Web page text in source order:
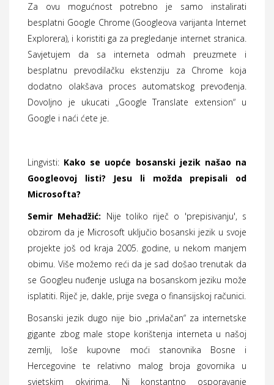
Za ovu mogućnost potrebno je samo instalirati
besplatni Google Chrome (Googleova varijanta Internet
Explorera), i koristiti ga za pregledanje internet stranica.
Savjetujem da sa interneta odmah preuzmete i
besplatnu prevodilačku ekstenziju za Chrome koja
dodatno olakšava proces automatskog prevođenja.
Dovoljno je ukucati „Google Translate extension“ u
Google i naći ćete je.
Lingvisti: Kako se uopće bosanski jezik našao na
Googleovoj listi? Jesu li možda prepisali od
Microsofta?
Semir Mehadžić: Nije toliko riječ o 'prepisivanju', s
obzirom da je Microsoft uključio bosanski jezik u svoje
projekte još od kraja 2005. godine, u nekom manjem
obimu. Više možemo reći da je sad došao trenutak da
se Googleu nuđenje usluga na bosanskom jeziku može
isplatiti. Riječ je, dakle, prije svega o finansijskoj računici.
Bosanski jezik dugo nije bio „privlačan“ za internetske
gigante zbog male stope korištenja interneta u našoj
zemlji, loše kupovne moći stanovnika Bosne i
Hercegovine te relativno malog broja govornika u
svjetskim okvirima. Ni konstantno osporavanje